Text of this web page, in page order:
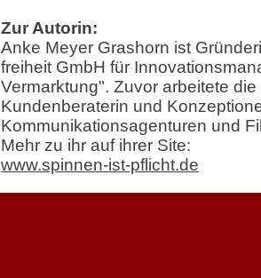
Zur Autorin:
Anke Meyer Grashorn ist
freiheit GmbH für
Vermarktung". Zuvor arbeitete
Kundenberaterin und
Kommunikationsagenturen und
Mehr zu ihr auf ihrer Site:
www.spinnen-ist-pflicht.de